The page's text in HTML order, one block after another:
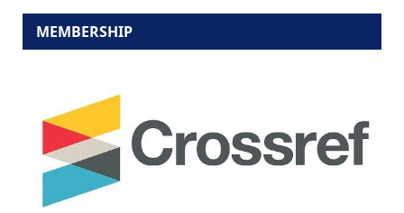
MEMBERSHIP